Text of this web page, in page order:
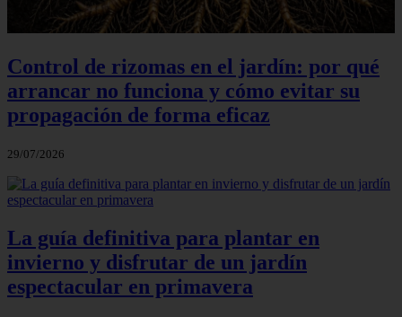
Control de rizomas en el jardín: por qué
arrancar no funciona y cómo evitar su
propagación de forma eficaz
29/07/2026
La guía definitiva para plantar en
invierno y disfrutar de un jardín
espectacular en primavera